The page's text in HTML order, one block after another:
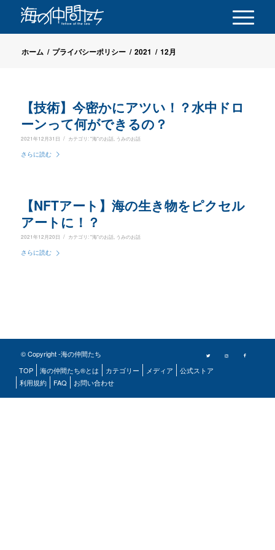
ホーム / プライバシーポリシー / 2021 / 12月
【技術】今密かにアツい！？水中ドロ
ーンって何ができるの？
2021年12月31日 / カテゴリ:"海"のお話, うみのお話
さらに読む
【NFTアート】海の生き物をピクセル
アートに！？
2021年12月20日 / カテゴリ:"海"のお話, うみのお話
さらに読む
© Copyright -海の仲間たち
TOP
海の仲間たち®とは カテゴリー メディア
公式ストア
利用規約
FAQ お問い合わせ